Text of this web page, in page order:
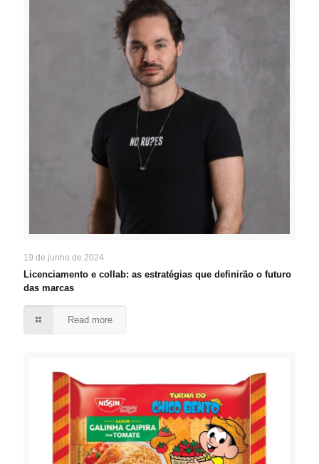
19 de junho de 2024
Licenciamento e collab: as estratégias que definirão o futuro
das marcas
Read more